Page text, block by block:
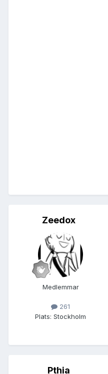
Zeedox
Medlemmar
261
Plats: Stockholm
Pthia